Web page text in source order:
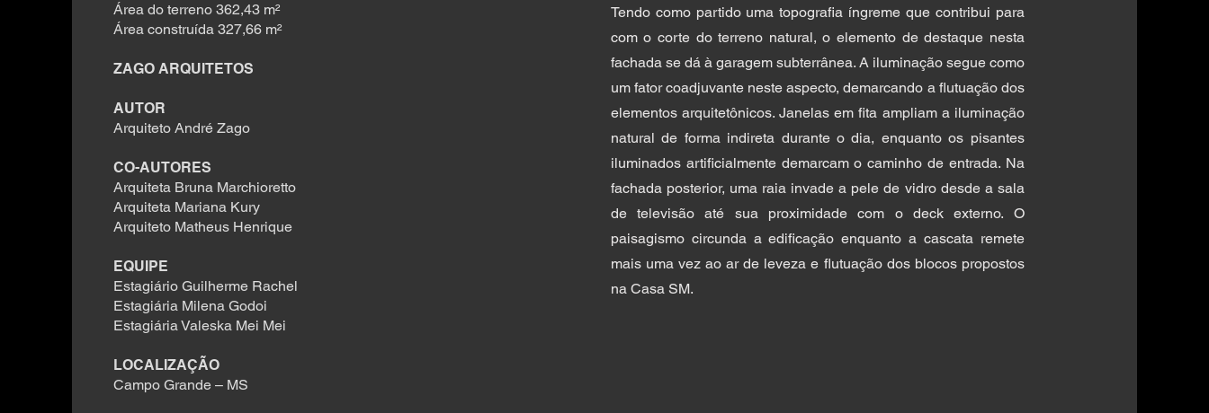
Área do terreno 362,43 m²
Área construída 327,66 m²
ZAGO ARQUITETOS
AUTOR
Arquiteto André Zago
CO-AUTORES
Arquiteta Bruna Marchioretto
Arquiteta Mariana Kury
Arquiteto Matheus Henrique
EQUIPE
Estagiário Guilherme Rachel
Estagiária Milena Godoi
Estagiária Valeska Mei Mei
LOCALIZAÇÃO
Campo Grande – MS
Tendo como partido uma topografia íngreme que contribui para
com o corte do terreno natural, o elemento de destaque nesta
fachada se dá à garagem subterrânea. A iluminação segue como
um fator coadjuvante neste aspecto, demarcando a flutuação dos
elementos arquitetônicos. Janelas em fita ampliam a iluminação
natural de forma indireta durante o dia, enquanto os pisantes
iluminados artificialmente demarcam o caminho de entrada. Na
fachada posterior, uma raia invade a pele de vidro desde a sala
de televisão até sua proximidade com o deck externo. O
paisagismo circunda a edificação enquanto a cascata remete
mais uma vez ao ar de leveza e flutuação dos blocos propostos
na Casa SM.